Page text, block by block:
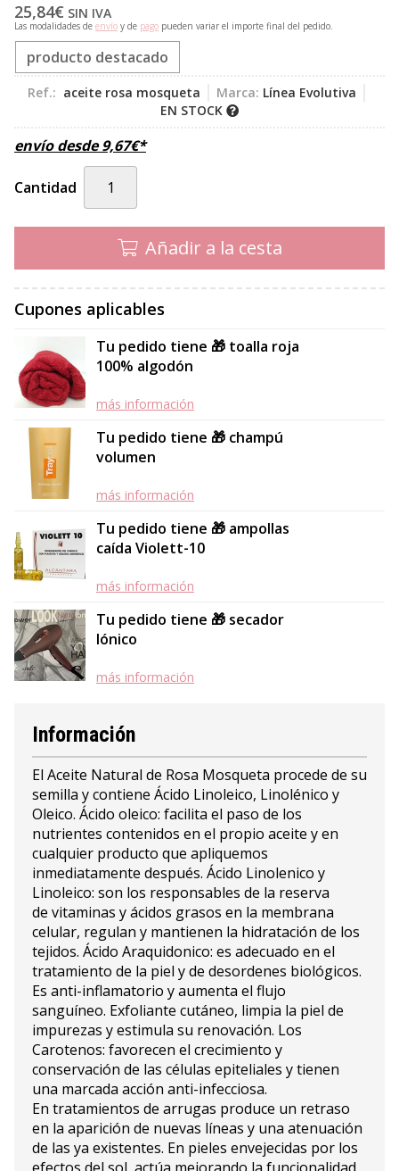
25,84€ SIN IVA
Las modalidades de envío y de pago pueden variar el importe final del pedido.
producto destacado
Ref.: aceite rosa mosqueta Marca: Línea Evolutiva
EN STOCK
envío desde9,67€*
Cantidad
Añadir a la cesta
Cupones aplicables
Tu pedido tiene 🎁 toalla roja
100% algodón
más información
Tu pedido tiene 🎁 champú
volumen
más información
Tu pedido tiene 🎁 ampollas
caída Violett-10
más información
Tu pedido tiene 🎁 secador
Iónico
más información
Información
El Aceite Natural de Rosa Mosqueta procede de su
semilla y contiene Ácido Linoleico, Linolénico y
Oleico. Ácido oleico: facilita el paso de los
nutrientes contenidos en el propio aceite y en
cualquier producto que apliquemos
inmediatamente después. Ácido Linolenico y
Linoleico: son los responsables de la reserva
de vitaminas y ácidos grasos en la membrana
celular, regulan y mantienen la hidratación de los
tejidos. Ácido Araquidonico: es adecuado en el
tratamiento de la piel y de desordenes biológicos.
Es anti-inflamatorio y aumenta el flujo
sanguíneo. Exfoliante cutáneo, limpia la piel de
impurezas y estimula su renovación. Los
Carotenos: favorecen el crecimiento y
conservación de las células epiteliales y tienen
una marcada acción anti-infecciosa.
En tratamientos de arrugas produce un retraso
en la aparición de nuevas líneas y una atenuación
de las ya existentes. En pieles envejecidas por los